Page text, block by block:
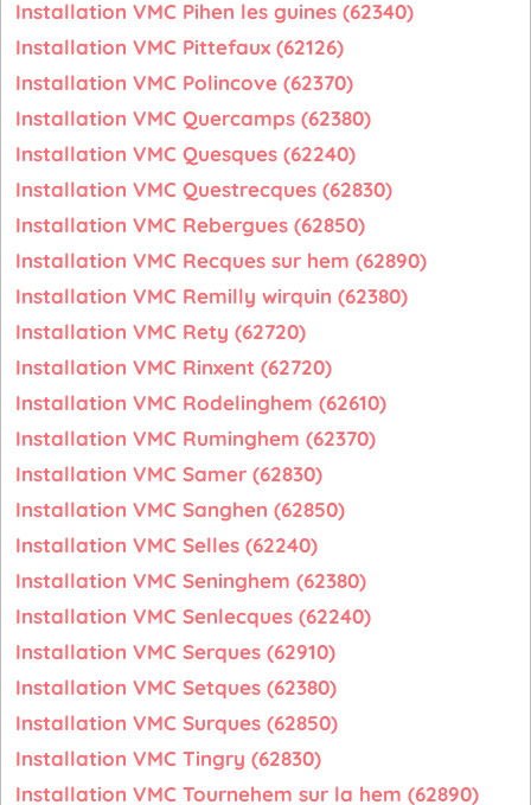
Installation VMC Pihen les guines (62340)
Installation VMC Pittefaux (62126)
Installation VMC Polincove (62370)
Installation VMC Quercamps (62380)
Installation VMC Quesques (62240)
Installation VMC Questrecques (62830)
Installation VMC Rebergues (62850)
Installation VMC Recques sur hem (62890)
Installation VMC Remilly wirquin (62380)
Installation VMC Rety (62720)
Installation VMC Rinxent (62720)
Installation VMC Rodelinghem (62610)
Installation VMC Ruminghem (62370)
Installation VMC Samer (62830)
Installation VMC Sanghen (62850)
Installation VMC Selles (62240)
Installation VMC Seninghem (62380)
Installation VMC Senlecques (62240)
Installation VMC Serques (62910)
Installation VMC Setques (62380)
Installation VMC Surques (62850)
Installation VMC Tingry (62830)
Installation VMC Tournehem sur la hem (62890)